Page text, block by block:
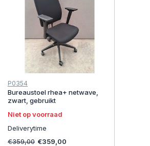
P0354
Bureaustoel rhea+ netwave,
zwart, gebruikt
Niet op voorraad
Deliverytime
€359,00 €359,00